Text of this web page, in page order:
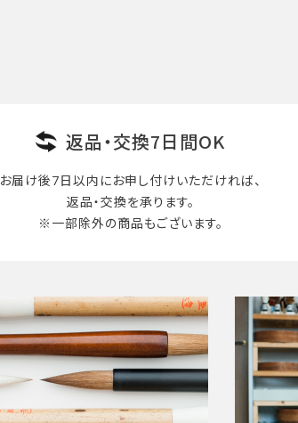
返品・交換7日間OK
お届け後7日以内にお申し付けいただければ、
返品・交換を承ります。
※一部除外の商品もございます。